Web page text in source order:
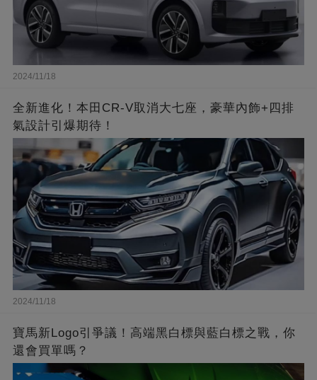
2024/11/18
全新進化！本田CR-V取消大七座，豪華內飾+四排
氣設計引爆期待！
2024/11/18
寶馬新Logo引爭議！高端黑白標與藍白標之戰，你
還會買單嗎？